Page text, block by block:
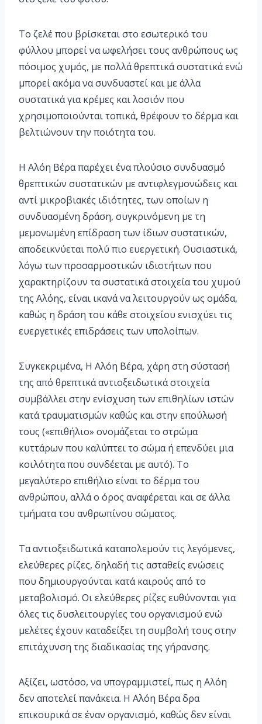
Το ζελέ που βρίσκεται στο εσωτερικό του
φύλλου μπορεί να ωφελήσει τους ανθρώπους ως
πόσιμος χυμός, με πολλά θρεπτικά συστατικά ενώ
μπορεί ακόμα να συνδυαστεί και με άλλα
συστατικά για κρέμες και λοσιόν που
χρησιμοποιούνται τοπικά, θρέφουν το δέρμα και
βελτιώνουν την ποιότητα του.
Η Αλόη Βέρα παρέχει ένα πλούσιο συνδυασμό
θρεπτικών συστατικών με αντιφλεγμονώδεις και
αντί μικροβιακές ιδιότητες, των οποίων η
συνδυασμένη δράση, συγκρινόμενη με τη
μεμονωμένη επίδραση των ίδιων συστατικών,
αποδεικνύεται πολύ πιο ευεργετική. Ουσιαστικά,
λόγω των προσαρμοστικών ιδιοτήτων που
χαρακτηρίζουν τα συστατικά στοιχεία του χυμού
της Αλόης, είναι ικανά να λειτουργούν ως ομάδα,
καθώς η δράση του κάθε στοιχείου ενισχύει τις
ευεργετικές επιδράσεις των υπολοίπων.
Συγκεκριμένα, Η Αλόη Βέρα, χάρη στη σύστασή
της από θρεπτικά αντιοξειδωτικά στοιχεία
συμβάλλει στην ενίσχυση των επιθηλίων ιστών
κατά τραυματισμών καθώς και στην επούλωσή
τους («επιθήλιο» ονομάζεται το στρώμα
κυττάρων που καλύπτει το σώμα ή επενδύει μια
κοιλότητα που συνδέεται με αυτό). Το
μεγαλύτερο επιθήλιο είναι το δέρμα του
ανθρώπου, αλλά ο όρος αναφέρεται και σε άλλα
τμήματα του ανθρωπίνου σώματος.
Τα αντιοξειδωτικά καταπολεμούν τις λεγόμενες,
ελεύθερες ρίζες, δηλαδή τις ασταθείς ενώσεις
που δημιουργούνται κατά καιρούς από το
μεταβολισμό. Οι ελεύθερες ρίζες ευθύνονται για
όλες τις δυσλειτουργίες του οργανισμού ενώ
μελέτες έχουν καταδείξει τη συμβολή τους στην
επιτάχυνση της διαδικασίας της γήρανσης.
Αξίζει, ωστόσο, να υπογραμμιστεί, πως η Αλόη
δεν αποτελεί πανάκεια. Η Αλόη Βέρα δρα
επικουρικά σε έναν οργανισμό, καθώς δεν είναι